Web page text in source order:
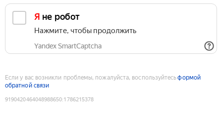
Я не робот
Нажмите, чтобы продолжить
Yandex SmartCaptcha
Если у вас возникли проблемы, пожалуйста, воспользуйтесьформой
обратной связи
9190420464048988650:1786215378